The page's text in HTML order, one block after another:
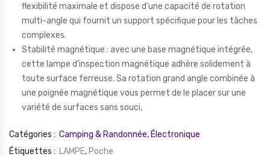
flexibilité maximale et dispose d’une capacité de rotation
multi-angle qui fournit un support spécifique pour les tâches
complexes.
Stabilité magnétique : avec une base magnétique intégrée,
cette lampe d’inspection magnétique adhère solidement à
toute surface ferreuse. Sa rotation grand angle combinée à
une poignée magnétique vous permet de le placer sur une
variété de surfaces sans souci,
Catégories : Camping & Randonnée, Électronique
Étiquettes : LAMPE, Poche